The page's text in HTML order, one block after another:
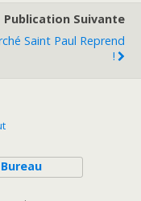
Publication Suivante
Saint Paul Reprend
!
Bureau